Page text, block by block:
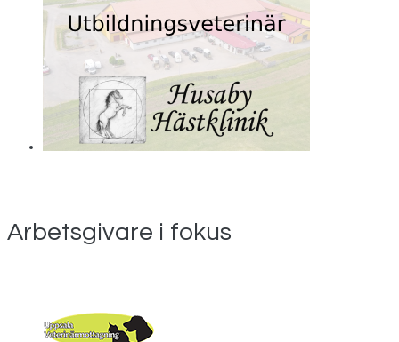
Arbetsgivare i fokus